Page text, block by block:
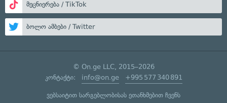
მეცნიერება / TikTok
ბოლო ამბები / Twitter
© On.ge LLC, 2015–2026
კონტაქტი: info@on.ge +995 577 340 891
ვებსაიტით სარგებლობისას ეთანხმებით ჩვენს